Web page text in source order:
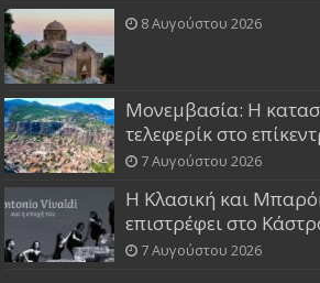
8 Αυγούστου 2026
Μονεμβασία: Η
τελεφερίκ στο
7 Αυγούστου 2026
Η Κλασική και
επιστρέφει στο
7 Αυγούστου 2026